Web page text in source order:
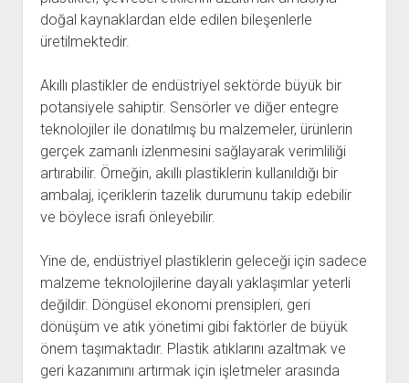
doğal kaynaklardan elde edilen bileşenlerle
üretilmektedir.
Akıllı plastikler de endüstriyel sektörde büyük bir
potansiyele sahiptir. Sensörler ve diğer entegre
teknolojiler ile donatılmış bu malzemeler, ürünlerin
gerçek zamanlı izlenmesini sağlayarak verimliliği
artırabilir. Örneğin, akıllı plastiklerin kullanıldığı bir
ambalaj, içeriklerin tazelik durumunu takip edebilir
ve böylece israfı önleyebilir.
Yine de, endüstriyel plastiklerin geleceği için sadece
malzeme teknolojilerine dayalı yaklaşımlar yeterli
değildir. Döngüsel ekonomi prensipleri, geri
dönüşüm ve atık yönetimi gibi faktörler de büyük
önem taşımaktadır. Plastik atıklarını azaltmak ve
geri kazanımını artırmak için işletmeler arasında